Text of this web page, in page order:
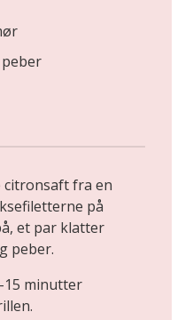
citronsaft fra en
på
et par klatter
peber.
15 minutter